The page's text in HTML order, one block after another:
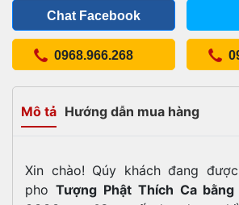
Chat Facebook
0968.966.268
Mô tả Hướng dẫn mua hàng
Xin chào! Qúy khách đang
pho Tượng Phật Thích Ca